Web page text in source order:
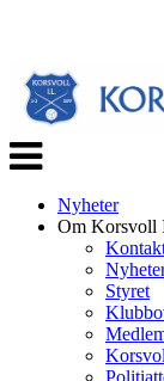
Veksle
navigasjon
Nyheter
Om Korsvoll
Styret